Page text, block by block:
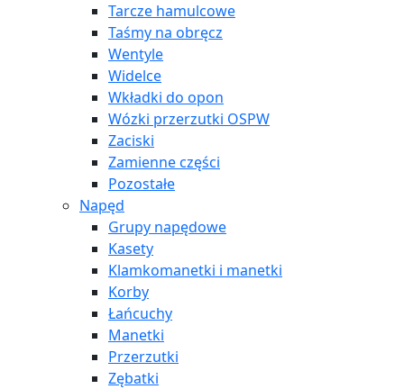
Tarcze hamulcowe
Taśmy na obręcz
Wentyle
Widelce
Wkładki do opon
Wózki przerzutki OSPW
Zaciski
Zamienne części
Pozostałe
Napęd
Grupy napędowe
Kasety
Klamkomanetki i manetki
Korby
Łańcuchy
Manetki
Przerzutki
Zębatki